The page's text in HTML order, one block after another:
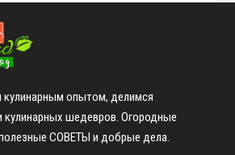
опытом, делимся
шедевров. Огородные
СОВЕТЫ и добрые дела.